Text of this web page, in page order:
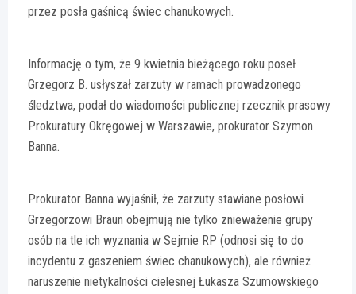
przez posła gaśnicą świec chanukowych.
Informację o tym, że 9 kwietnia bieżącego roku poseł
Grzegorz B. usłyszał zarzuty w ramach prowadzonego
śledztwa, podał do wiadomości publicznej rzecznik prasowy
Prokuratury Okręgowej w Warszawie, prokurator Szymon
Banna.
Prokurator Banna wyjaśnił, że zarzuty stawiane posłowi
Grzegorzowi Braun obejmują nie tylko znieważenie grupy
osób na tle ich wyznania w Sejmie RP (odnosi się to do
incydentu z gaszeniem świec chanukowych), ale również
naruszenie nietykalności cielesnej Łukasza Szumowskiego